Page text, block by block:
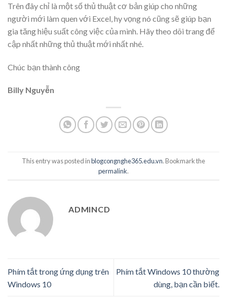
Trên đây chỉ là một số thủ thuật cơ bản giúp cho những
người mới làm quen với Excel, hy vọng nó cũng sẽ giúp bạn
gia tăng hiệu suất công việc của mình. Hãy theo dõi trang để
cập nhất những thủ thuật mới nhất nhé.
Chúc bạn thành công
Billy Nguyễn
This entry was posted inblogcongnghe365.edu.vn. Bookmark the
permalink.
ADMINCD
Phím tắt trong ứng dụng trên
Windows 10
Phím tắt Windows 10 thường
dùng, bạn cần biết.